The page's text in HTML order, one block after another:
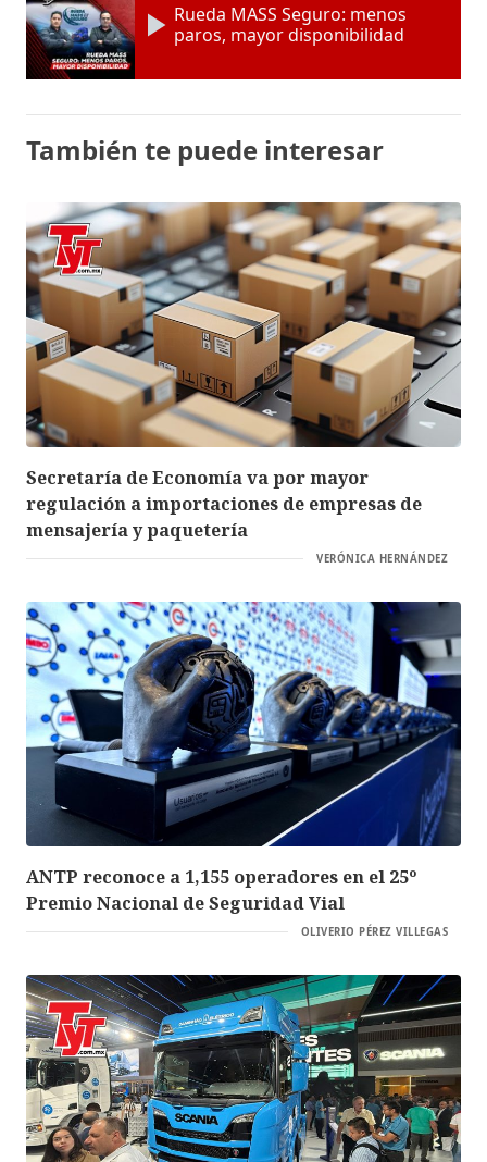
Rueda MASS Seguro: menos
paros, mayor disponibilidad
También te puede interesar
Secretaría de Economía va por mayor
regulación a importaciones de empresas de
mensajería y paquetería
VERÓNICA HERNÁNDEZ
ANTP reconoce a 1,155 operadores en el 25º
Premio Nacional de Seguridad Vial
OLIVERIO PÉREZ VILLEGAS